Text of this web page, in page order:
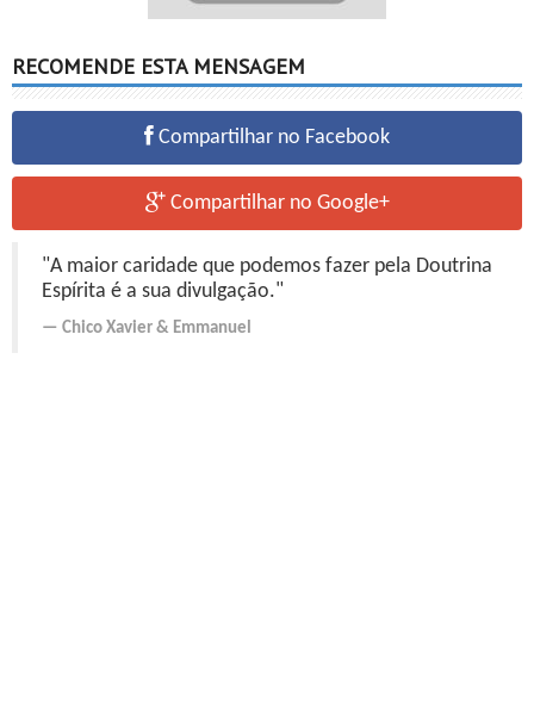
RECOMENDE ESTA MENSAGEM
Compartilhar no Facebook
Compartilhar no Google+
"A maior caridade que podemos fazer pela Doutrina
Espírita é a sua divulgação."
Chico Xavier & Emmanuel